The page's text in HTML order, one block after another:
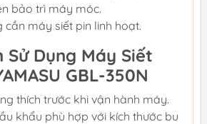
bảo trì máy móc.
cần máy siết pin linh hoạt.
Sử Dụng Máy Siết
GBL-350N
thích trước khi vận hành máy.
khẩu phù hợp với kích thước bu